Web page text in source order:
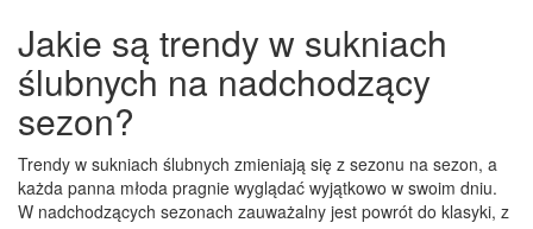
Jakie są trendy w sukniach
ślubnych na nadchodzący
sezon?
Trendy w sukniach ślubnych zmieniają się z sezonu na sezon, a
każda panna młoda pragnie wyglądać wyjątkowo w swoim dniu.
W nadchodzących sezonach zauważalny jest powrót do klasyki, z